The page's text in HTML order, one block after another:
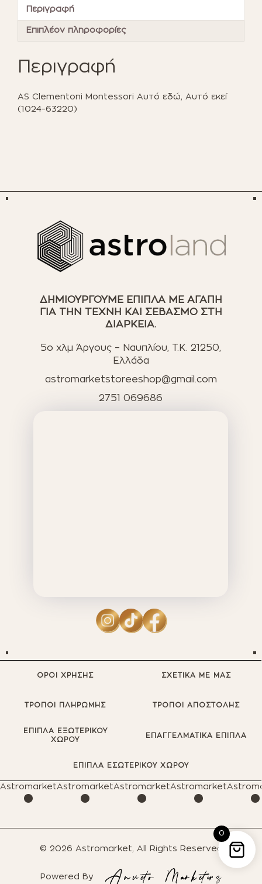
εκεί
63220)
ποσότητα
Περιγραφή
Επιπλέον πληροφορίες
Περιγραφή
AS Clementoni Montessori Αυτό εδώ, Αυτό εκεί
(1024-63220)
ΔΗΜΙΟΥΡΓΟΥΜΕ ΕΠΙΠΛΑ ΜΕ ΑΓΑΠΗ
ΓΙΑ ΤΗΝ ΤΕΧΝΗ ΚΑΙ ΣΕΒΑΣΜΟ ΣΤΗ
ΔΙΑΡΚΕΙΑ.
5ο χλμ Άργους – Ναυπλίου, T.K. 21250,
Ελλάδα
astromarketstoreeshop@gmail.com
2751 069686
ΟΡΟΙ ΧΡΗΣΗΣ ΣΧΕΤΙΚΑ ΜΕ ΜΑΣ
ΤΡΟΠΟΙ ΠΛΗΡΩΜΗΣ ΤΡΟΠΟΙ ΑΠΟΣΤΟΛΗΣ
ΕΠΙΠΛΑ ΕΞΩΤΕΡΙΚΟΥ
ΧΩΡΟΥ
ΕΠΑΓΓΕΛΜΑΤΙΚΑ ΕΠΙΠΛΑ
ΕΠΙΠΛΑ ΕΣΩΤΕΡΙΚΟΥ ΧΩΡΟΥ
Astromarket
· Astromarket
· Astromarket
· Astromarket
·
© 2026 Astromarket, All Rights Reserved
Powered By
0